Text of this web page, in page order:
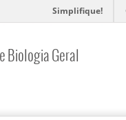
Simplifique!
Biologia Geral